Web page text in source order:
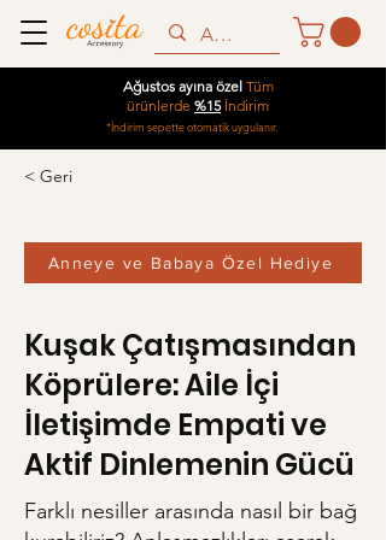
Ağustos ayına özel Tüm
ürünlerde %15İndirim
*İndirim sepette otomatik uygulanır.
< Geri
Anneye ve Babaya Özel Hediye
Kuşak Çatışmasından
Köprülere: Aile İçi
İletişimde Empati ve
Aktif Dinlemenin Gücü
Farklı nesiller arasında nasıl bir bağ